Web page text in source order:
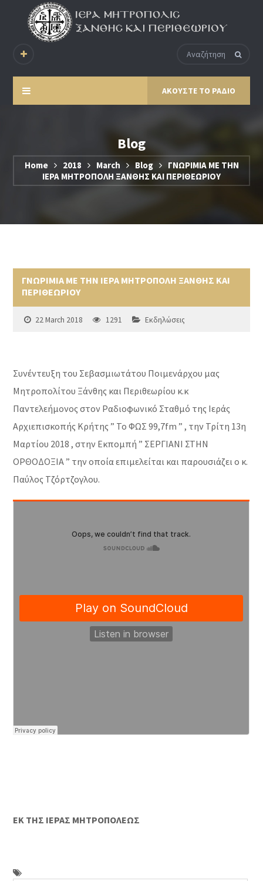
ΑΚΟΥΣΤΕ ΤΟ ΡΑΔΙΟ
Blog
Home 2018 March Blog
ΓΝΩΡΙΜΙΑ ΜΕ ΤΗΝ
ΙΕΡΑ ΜΗΤΡΟΠΟΛΗ ΞΑΝΘΗΣ ΚΑΙ ΠΕΡΙΘΕΩΡΙΟΥ
ΓΝΩΡΙΜΙΑ ΜΕ ΤΗΝ ΙΕΡΑ ΜΗΤΡΟΠΟΛΗ ΞΑΝΘΗΣ ΚΑΙ
ΠΕΡΙΘΕΩΡΙΟΥ
22 March 2018 1291 Εκδηλώσεις
Συνέντευξη του Σεβασμιωτάτου Ποιμενάρχου μας
Μητροπολίτου Ξάνθης και Περιθεωρίου κ.κ
Παντελεήμονος στον Ραδιοφωνικό Σταθμό της Ιεράς
Αρχιεπισκοπής Κρήτης ” Το ΦΩΣ 99,7fm ” , την Τρίτη 13η
Μαρτίου 2018 , στην Εκπομπή ” ΣΕΡΓΙΑΝΙ ΣΤΗΝ
ΟΡΘΟΔΟΞΙΑ ” την οποία επιμελείται και παρουσιάζει ο κ.
Παύλος Τζόρτζογλου.
ΕΚ ΤΗΣ ΙΕΡΑΣ ΜΗΤΡΟΠΟΛΕΩΣ